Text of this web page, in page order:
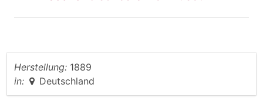
Herstellung: 1889
in:
Deutschland